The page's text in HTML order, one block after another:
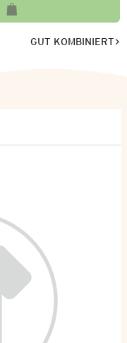
GUT KOMBINIERT